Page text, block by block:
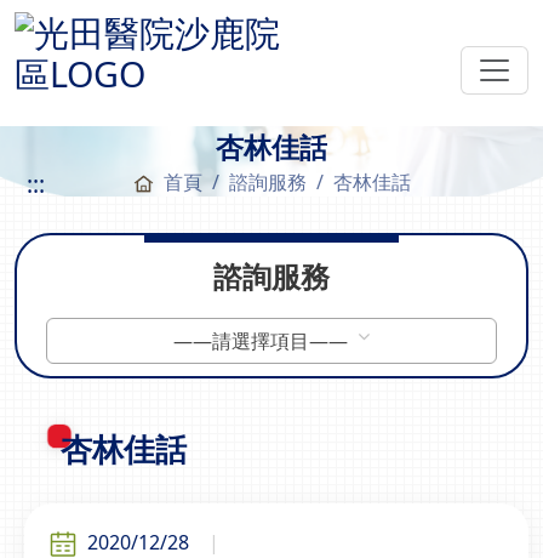
杏林佳話
::: 首頁 諮詢服務 杏林佳話
諮詢服務
——請選擇項目——
杏林佳話
2020/12/28